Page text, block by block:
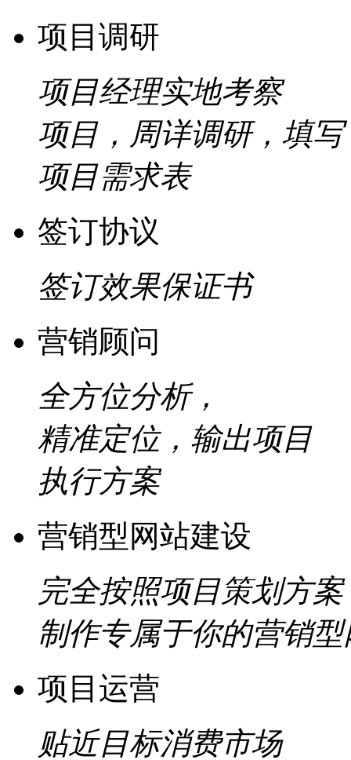
项目调研
项目经理实地考察
项目，周详调研，填写
项目需求表
签订协议
签订效果保证书
营销顾问
全方位分析，
精准定位，输出项目
执行方案
营销型网站建设
完全按照项目策划方案
制作专属于你的营销
项目运营
贴近目标消费市场